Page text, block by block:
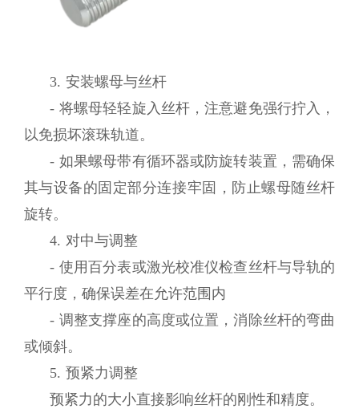
3. 安装螺母与丝杆
- 将螺母轻轻旋入丝杆，注意避免强行拧入，
以免损坏滚珠轨道。
- 如果螺母带有循环器或防旋转装置，需确保
其与设备的固定部分连接牢固，防止螺母随丝杆
旋转。
4. 对中与调整
- 使用百分表或激光校准仪检查丝杆与导轨的
平行度，确保误差在允许范围内
- 调整支撑座的高度或位置，消除丝杆的弯曲
或倾斜。
5. 预紧力调整
预紧力的大小直接影响丝杆的刚性和精度。